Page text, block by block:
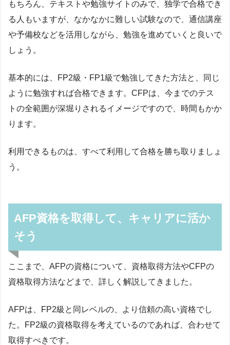
もちろん、テキストや勉強サイトのみで、独学で合格でき
る人もいますが、なかなかに難しい試験なので、通信講座
や予備校などを活用しながら、勉強を進めていくと良いで
しょう。
基本的には、FP2級・FP1級で勉強してきた方法と、同じ
ように勉強すれば合格できます。CFPは、今までのテス
トの全範囲が深堀りされるイメージですので、時間もかか
ります。
利用できるものは、すべて利用して合格を勝ち取りましょ
う。
AFP資格を取得して、キャリアに活か
そう
ここまで、AFPの資格について、資格取得方法やCFPの
資格取得方法などまで、詳しく解説してきました。
AFPは、FP2級と同レベルの、より信頼の高い資格でし
た。FP2級の資格取得を考えているのであれば、合わせて
取得すべきです。